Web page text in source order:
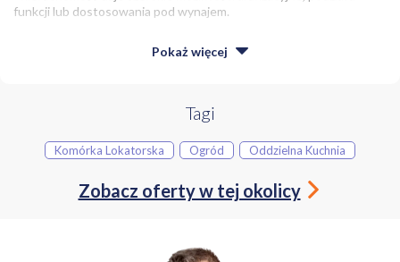
funkcji lub dostosowania pod wynajem.
We speak English - please do not hesitate to contact us.
, co zapewnia dużą funkcjonalność i komfort
Parter - część dzienna o powierzchni ok 83,9 m²,
- kuchnia z widokiem na zieleń,
- gabinet / pokój gościnny,
Pokaż więcej
Tagi
Komórka Lokatorska Ogród Oddzielna Kuchnia
Zobacz oferty w tej okolicy